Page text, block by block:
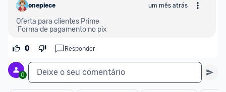
onepiece um mês atrás
Oferta para clientes Prime
Forma de pagamento no pix
0 Responder
0 Deixe o seu comentário